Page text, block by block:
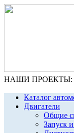
НАШИ ПРОЕКТЫ:
Каталог
Двигатели
Общие
Запуск